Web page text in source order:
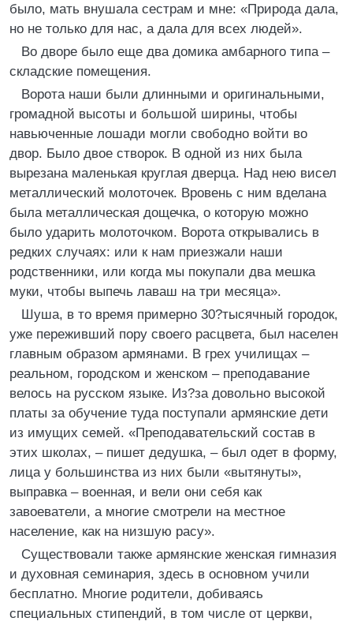
было, мать внушала сестрам и мне: «Природа дала,
но не только для нас, а дала для всех людей».
Во дворе было еще два домика амбарного типа –
складские помещения.
Ворота наши были длинными и оригинальными,
громадной высоты и большой ширины, чтобы
навьюченные лошади могли свободно войти во
двор. Было двое створок. В одной из них была
вырезана маленькая круглая дверца. Над нею висел
металлический молоточек. Вровень с ним вделана
была металлическая дощечка, о которую можно
было ударить молоточком. Ворота открывались в
редких случаях: или к нам приезжали наши
родственники, или когда мы покупали два мешка
муки, чтобы выпечь лаваш на три месяца».
Шуша, в то время примерно 30?тысячный городок,
уже переживший пору своего расцвета, был населен
главным образом армянами. В грех училищах –
реальном, городском и женском – преподавание
велось на русском языке. Из?за довольно высокой
платы за обучение туда поступали армянские дети
из имущих семей. «Преподавательский состав в
этих школах, – пишет дедушка, – был одет в форму,
лица у большинства из них были «вытянуты»,
выправка – военная, и вели они себя как
завоеватели, а многие смотрели на местное
население, как на низшую расу».
Существовали также армянские женская гимназия
и духовная семинария, здесь в основном учили
бесплатно. Многие родители, добиваясь
специальных стипендий, в том числе от церкви,